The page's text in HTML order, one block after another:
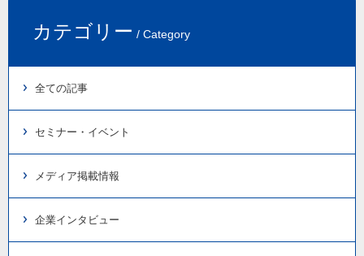
カテゴリー / Category
全ての記事
セミナー・イベント
メディア掲載情報
企業インタビュー